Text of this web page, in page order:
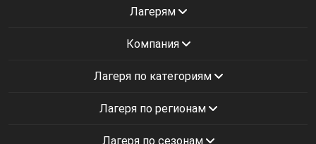
Лагерям
Компания
Лагеря по категориям
Лагеря по регионам
Лагеря по сезонам